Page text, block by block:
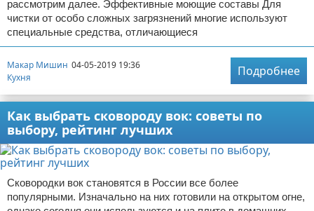
рассмотрим далее. Эффективные моющие составы Для
чистки от особо сложных загрязнений многие используют
специальные средства, отличающиеся
Макар Мишин 04-05-2019 19:36
Кухня
Подробнее
Как выбрать сковороду вок: советы по
выбору, рейтинг лучших
Сковородки вок становятся в России все более
популярными. Изначально на них готовили на открытом огне,